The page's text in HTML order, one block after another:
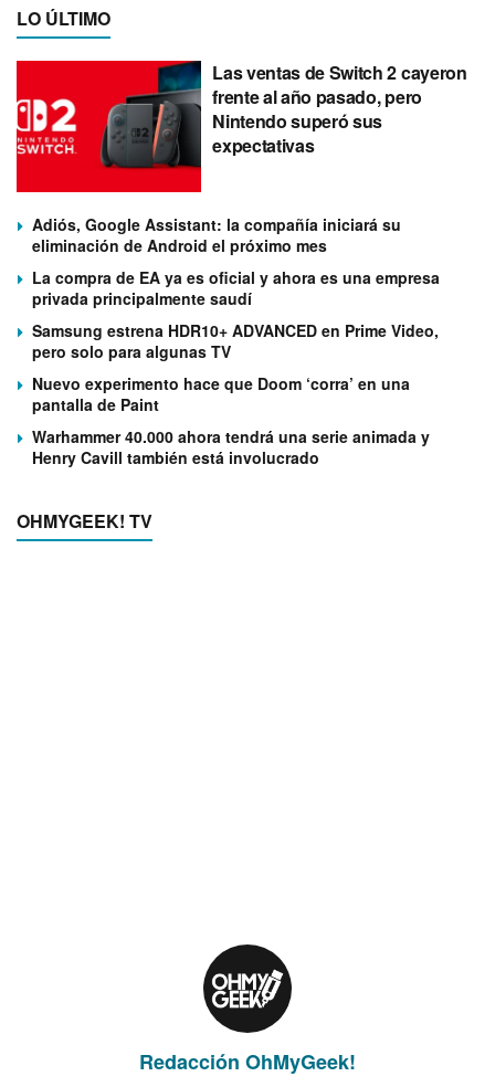
LO ÚLTIMO
Las ventas de Switch 2 cayeron
frente al año pasado, pero
Nintendo superó sus
expectativas
Adiós, Google Assistant: la compañía iniciará su
eliminación de Android el próximo mes
La compra de EA ya es oficial y ahora es una empresa
privada principalmente saudí
Samsung estrena HDR10+ ADVANCED en Prime Video,
pero solo para algunas TV
Nuevo experimento hace que Doom ‘corra’ en una
pantalla de Paint
Warhammer 40.000 ahora tendrá una serie animada y
Henry Cavill también está involucrado
OHMYGEEK! TV
Redacción OhMyGeek!